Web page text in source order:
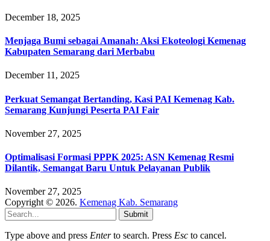
December 18, 2025
Menjaga Bumi sebagai Amanah: Aksi Ekoteologi Kemenag
Kabupaten Semarang dari Merbabu
December 11, 2025
Perkuat Semangat Bertanding, Kasi PAI Kemenag Kab.
Semarang Kunjungi Peserta PAI Fair
November 27, 2025
Optimalisasi Formasi PPPK 2025: ASN Kemenag Resmi
Dilantik, Semangat Baru Untuk Pelayanan Publik
November 27, 2025
Copyright © 2026. Kemenag Kab. Semarang
Submit
Type above and press Enterto search. Press Esc to cancel.